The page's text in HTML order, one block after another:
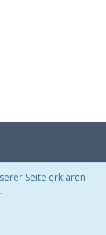
Seite erklären